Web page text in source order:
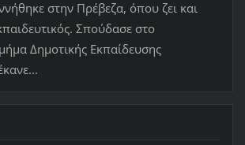
στην Πρέβεζα, όπου ζει και
Σπούδασε στο
Δημοτικής Εκπαίδευσης